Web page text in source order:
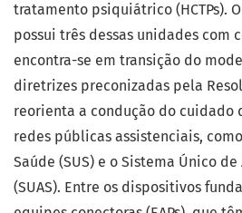
tratamento psiquiátrico (HCTPs).
possui três dessas unidades com
encontra-se em transição do
diretrizes preconizadas pela
reorienta a condução do cuidado
redes públicas assistenciais,
Saúde (SUS) e o Sistema Único
(SUAS). Entre os dispositivos